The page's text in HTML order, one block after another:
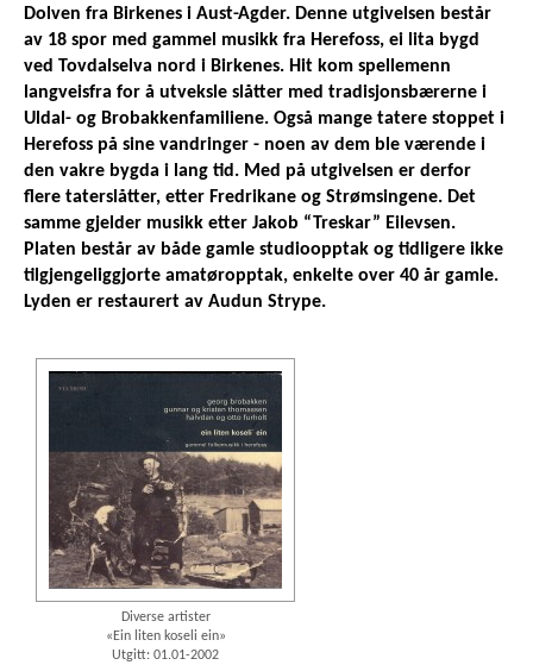
Dolven fra Birkenes i Aust-Agder. Denne utgivelsen består
av 18 spor med gammel musikk fra Herefoss, ei lita bygd
ved Tovdalselva nord i Birkenes. Hit kom spellemenn
langveisfra for å utveksle slåtter med tradisjonsbærerne i
Uldal- og Brobakkenfamiliene. Også mange tatere stoppet i
Herefoss på sine vandringer - noen av dem ble værende i
den vakre bygda i lang tid. Med på utgivelsen er derfor
flere taterslåtter, etter Fredrikane og Strømsingene. Det
samme gjelder musikk etter Jakob “Treskar” Eilevsen.
Platen består av både gamle studioopptak og tidligere ikke
tilgjengeliggjorte amatøropptak, enkelte over 40 år gamle.
Lyden er restaurert av Audun Strype.
Diverse artister
«Ein liten koseli ein»
Utgitt: 01.01-2002